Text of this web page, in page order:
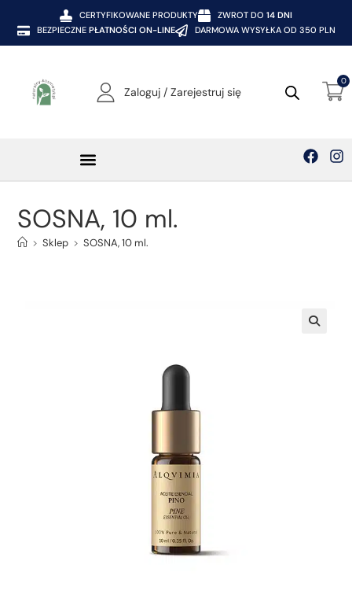
CERTYFIKOWANE PRODUKTY ZWROT DO 14 DNI
BEZPIECZNE PŁATNOŚCI ON-LINE DARMOWA WYSYŁKA OD 350 PLN
Zaloguj / Zarejestruj się
0
SOSNA, 10 ml.
> Sklep > SOSNA, 10 ml.